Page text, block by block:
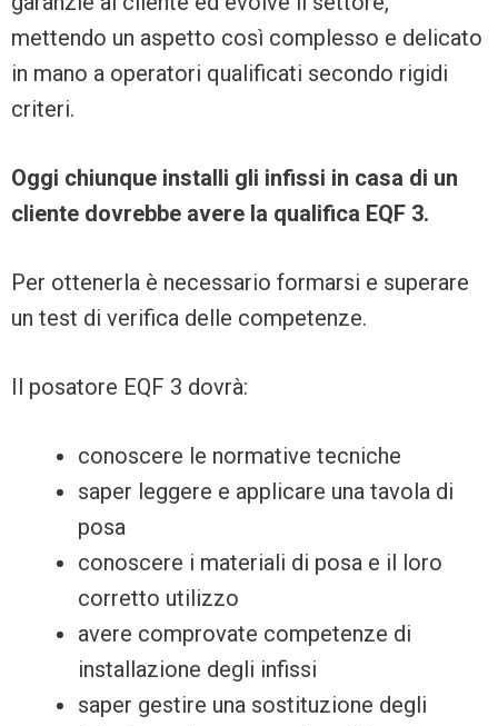
mettendo un aspetto così complesso e delicato
in mano a operatori qualificati secondo rigidi
criteri.
Oggi chiunque installi gli infissi in casa di un
cliente dovrebbe avere la qualifica EQF 3.
Per ottenerla è necessario formarsi e superare
un test di verifica delle competenze.
Il posatore EQF 3 dovrà:
conoscere le normative tecniche
saper leggere e applicare una tavola di
posa
conoscere i materiali di posa e il loro
corretto utilizzo
avere comprovate competenze di
installazione degli infissi
saper gestire una sostituzione degli